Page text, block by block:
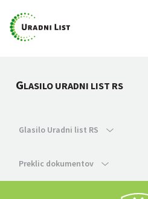
GLASILO URADNI LIST RS
Glasilo Uradni list RS
Preklic dokumentov